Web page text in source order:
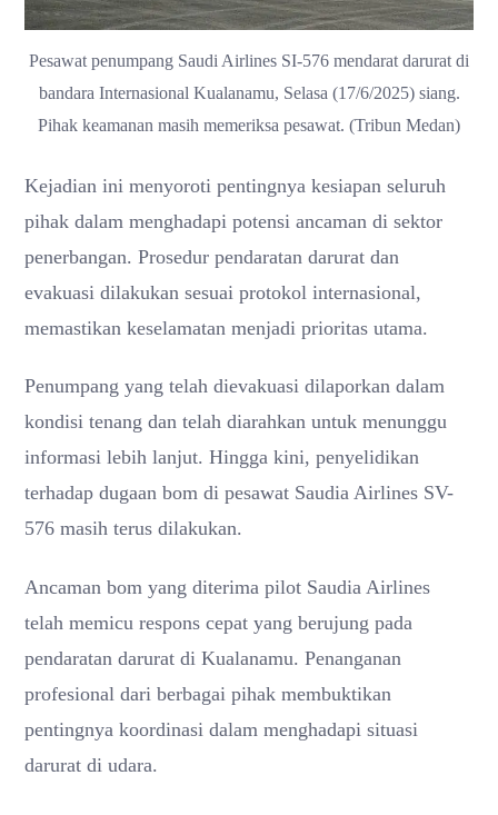
Pesawat penumpang Saudi Airlines SI-576 mendarat darurat di
bandara Internasional Kualanamu, Selasa (17/6/2025) siang.
Pihak keamanan masih memeriksa pesawat. (Tribun Medan)
Kejadian ini menyoroti pentingnya kesiapan seluruh
pihak dalam menghadapi potensi ancaman di sektor
penerbangan. Prosedur pendaratan darurat dan
evakuasi dilakukan sesuai protokol internasional,
memastikan keselamatan menjadi prioritas utama.
Penumpang yang telah dievakuasi dilaporkan dalam
kondisi tenang dan telah diarahkan untuk menunggu
informasi lebih lanjut. Hingga kini, penyelidikan
terhadap dugaan bom di pesawat Saudia Airlines SV-
576 masih terus dilakukan.
Ancaman bom yang diterima pilot Saudia Airlines
telah memicu respons cepat yang berujung pada
pendaratan darurat di Kualanamu. Penanganan
profesional dari berbagai pihak membuktikan
pentingnya koordinasi dalam menghadapi situasi
darurat di udara.